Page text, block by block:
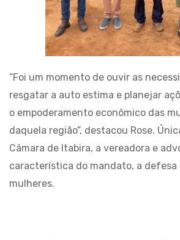
“Foi um momento de ouvir as
resgatar a auto estima e planejar
o empoderamento econômico das
daquela região”, destacou Rose.
Câmara de Itabira, a vereadora e
característica do mandato, a defesa
mulheres.